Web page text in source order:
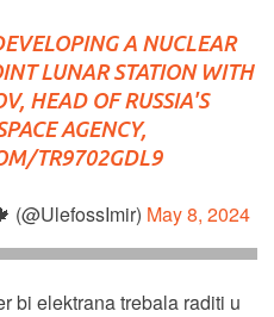
A NUCLEAR
LUNAR STATION WITH
HEAD OF RUSSIA'S
AGENCY,
TR9702GDL9
(@UlefossImir) May 8, 2024
bi elektrana trebala raditi u